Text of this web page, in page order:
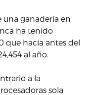
una ganadería en
ha tenido
que hacía antes del
al año.
a la
sola